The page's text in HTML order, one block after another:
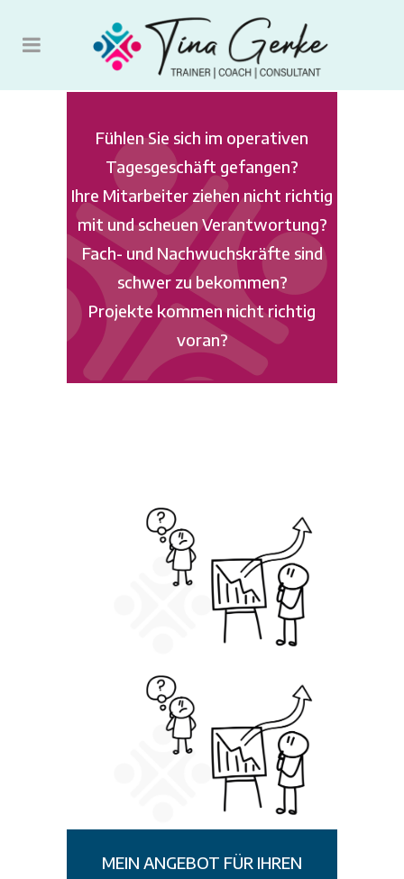
Fühlen Sie sich im operativen
Tagesgeschäft gefangen?
Ihre Mitarbeiter ziehen nicht richtig
mit und scheuen Verantwortung?
Fach- und Nachwuchskräfte sind
schwer zu bekommen?
Projekte kommen nicht richtig
voran?
MEIN ANGEBOT FÜR IHREN